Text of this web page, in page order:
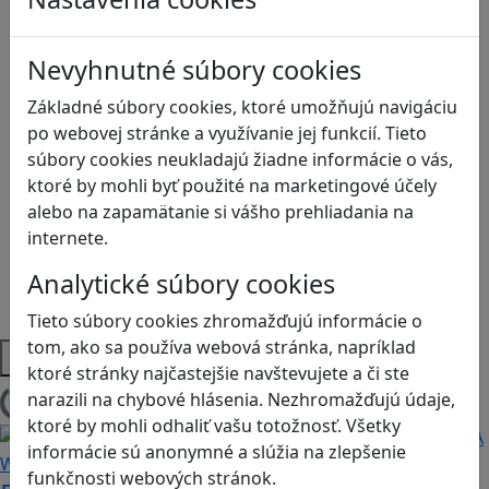
Nevyhnutné súbory cookies
Základné súbory cookies, ktoré umožňujú navigáciu
po webovej stránke a využívanie jej funkcií. Tieto
súbory cookies neukladajú žiadne informácie o vás,
ktoré by mohli byť použité na marketingové účely
alebo na zapamätanie si vášho prehliadania na
internete.
Analytické súbory cookies
Tieto súbory cookies zhromažďujú informácie o
tom, ako sa používa webová stránka, napríklad
ktoré stránky najčastejšie navštevujete a či ste
narazili na chybové hlásenia. Nezhromažďujú údaje,
ktoré by mohli odhaliť vašu totožnosť. Všetky
informácie sú anonymné a slúžia na zlepšenie
funkčnosti webových stránok.
Kreativita
Kritické myslenie
Kyberšikana
Logické myslenie
Ľudské práva a tolerancia
Motorika a koncentrácia
Programovanie/Technika
Strategické myslenie
Zdravie a pohyb
Platformy
Načítam blogy